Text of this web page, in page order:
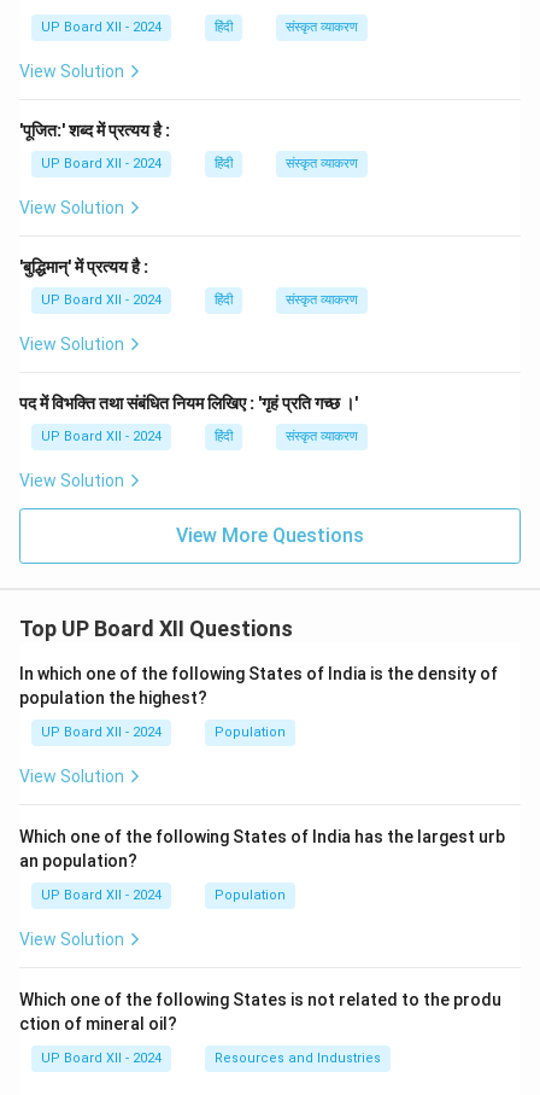
UP Board XII - 2024 हिंदी संस्कृत व्याकरण
View Solution
'पूजित:' शब्द में प्रत्यय है :
UP Board XII - 2024 हिंदी संस्कृत व्याकरण
View Solution
'बुद्धिमान्' में प्रत्यय है :
UP Board XII - 2024 हिंदी संस्कृत व्याकरण
View Solution
पद में विभक्ति तथा संबंधित नियम लिखिए : 'गृहं प्रति गच्छ ।'
UP Board XII - 2024 हिंदी संस्कृत व्याकरण
View Solution
View More Questions
Top UP Board XII Questions
In which one of the following States of India is the density of
population the highest?
UP Board XII - 2024 Population
View Solution
Which one of the following States of India has the largest urb
an population?
UP Board XII - 2024 Population
View Solution
Which one of the following States is not related to the produ
ction of mineral oil?
UP Board XII - 2024 Resources and Industries